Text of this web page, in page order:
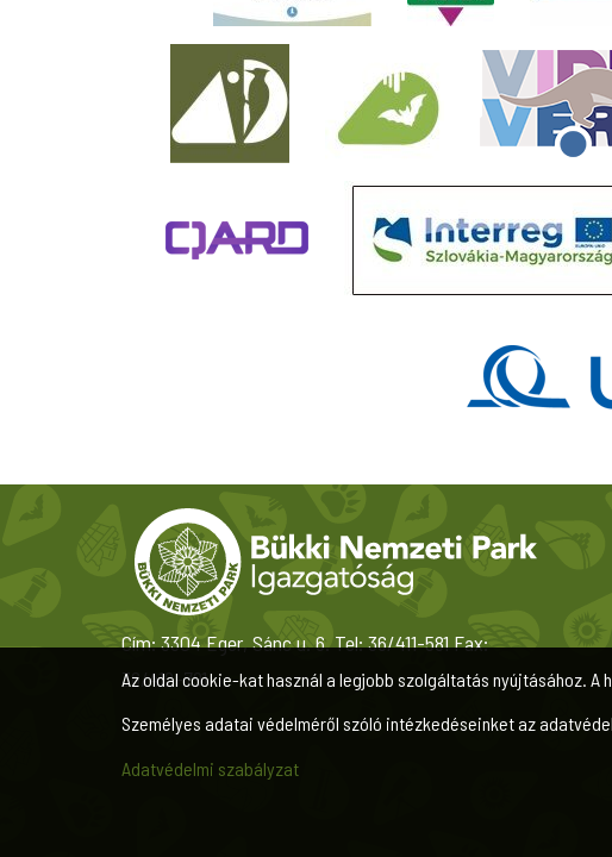
Cím: 3304 Eger, Sánc u. 6. Tel: 36/411-581 Fax:
36/412-791
Az oldal cookie-kat használ a legjobb szolgáltatás nyújtásához.
Személyes adatai védelméről szóló intézkedéseinket az
Adatvédelmi szabályzat